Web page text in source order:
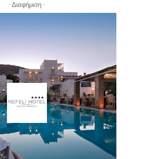
- Διαφήμιση -